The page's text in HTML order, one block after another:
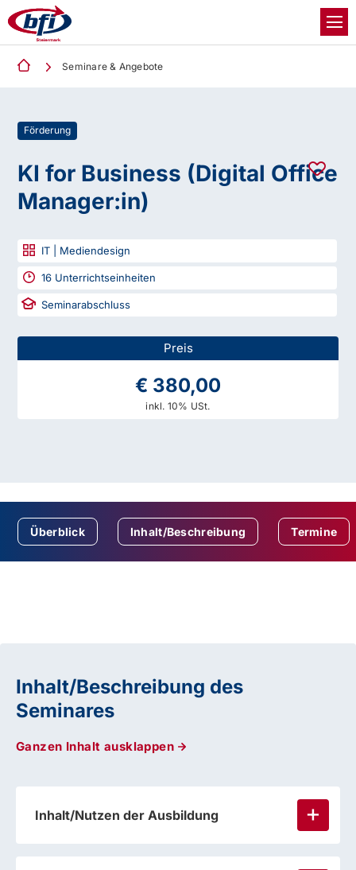
Seminare & Angebote
Förderung
KI for Business (Digital Office
Manager:in)
IT | Mediendesign
16 Unterrichtseinheiten
Seminarabschluss
Preis
€ 380,00
inkl. 10% USt.
Überblick Inhalt/Beschreibung Termine
Inhalt/Beschreibung des
Seminares
Ganzen Inhalt ausklappen
Inhalt/Nutzen der Ausbildung